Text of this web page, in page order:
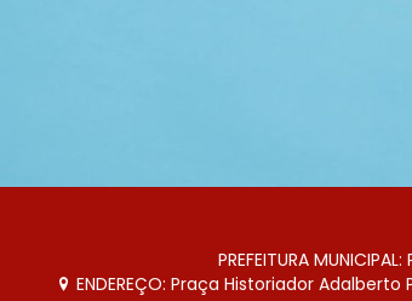
PREFEITURA
ENDEREÇO: Praça Historiador Adalberto